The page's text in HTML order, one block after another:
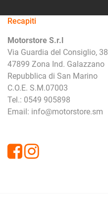
Recapiti
Motorstore S.r.l
Via Guardia del Consiglio, 38
47899 Zona Ind. Galazzano
Repubblica di San Marino
C.O.E. S.M.07003
Tel.: 0549 905898
Email: info@motorstore.sm
FacebookInstagram